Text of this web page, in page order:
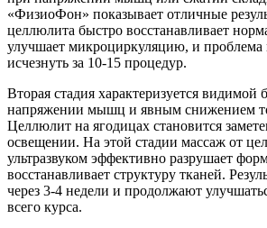
«ФизиоФон» показывает отличные
целлюлита быстро восстанавливает
улучшает микроциркуляцию, и
исчезнуть за 10-15 процедур.
Вторая стадия характеризуется видимой
напряжении мышц и явным снижением
Целлюлит на ягодицах становится
освещении. На этой стадии массаж от
ультразвуком эффективно разрушает
восстанавливает структуру тканей.
через 3-4 недели и продолжают
всего курса.